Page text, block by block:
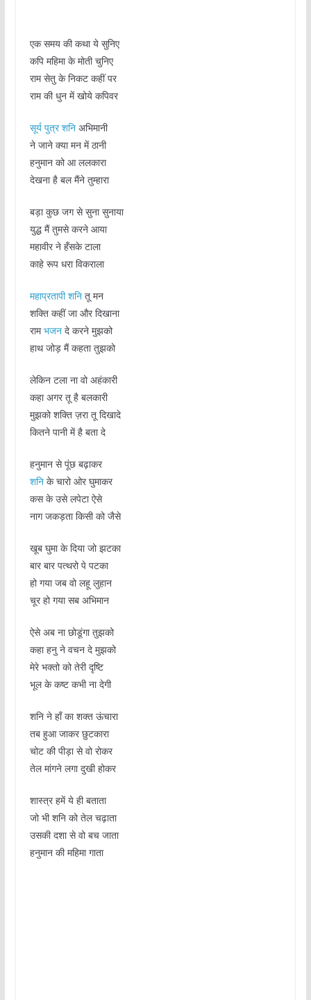
एक समय की कथा ये सुनिए
कपि महिमा के मोती चुनिए
राम सेतु के निकट कहीं पर
राम की धुन में खोये कपिवर
सूर्य पुत्र शनिअभिमानी
ने जाने क्या मन में ठानी
हनुमान को आ ललकारा
देखना है बल मैंने तुम्हारा
बड़ा कुछ जग से सुना सुनाया
युद्ध मैं तुमसे करने आया
महावीर ने हँसके टाला
काहे रूप धरा विकराला
महाप्रतापी शनितू मन
शक्ति कहीं जा और दिखाना
रामभजनदे करने मुझको
हाथ जोड़ मैं कहता तुझको
लेकिन टला ना वो अहंकारी
कहा अगर तू है बलकारी
मुझको शक्ति ज़रा तू दिखादे
कितने पानी में है बता दे
हनुमान से पूंछ बढ़ाकर
शनिके चारो ओर घुमाकर
कस के उसे लपेटा ऐसे
नाग जकड़ता किसी को जैसे
खूब घुमा के दिया जो झटका
बार बार पत्थरो पे पटका
हो गया जब वो लहू लुहान
चूर हो गया सब अभिमान
ऐसे अब ना छोडूंगा तुझको
कहा हनु ने वचन दे मुझको
मेरे भक्तो को तेरी दृष्टि
भूल के कष्ट कभी ना देगी
शनि ने हाँ का शक्त ऊंचारा
तब हुआ जाकर छुटकारा
चोट की पीड़ा से वो रोकर
तेल मांगने लगा दुखी होकर
शास्त्र हमें ये ही बताता
जो भी शनि को तेल चढ़ाता
उसकी दशा से वो बच जाता
हनुमान की महिमा गाता